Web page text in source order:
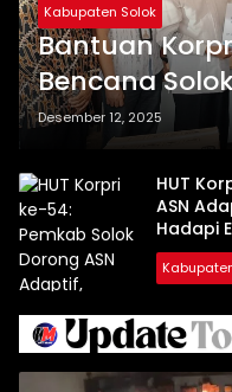
Kabupaten Solok
Bantuan
Bencana
Posko Utama
Desember 12, 2025
HUT
ASN
Hadapi